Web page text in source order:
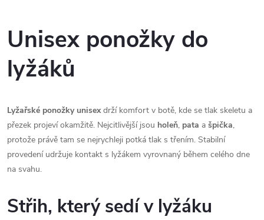
v
l
á
d
a
c
í
p
Unisex ponožky do
lyžáků
Lyžařské ponožky unisexdrží komfort v botě, kde se tlak skeletu a
přezek projeví okamžitě. Nejcitlivější jsou holeň, pata a špička,
protože právě tam se nejrychleji potká tlak s třením. Stabilní
provedení udržuje kontakt s lyžákem vyrovnaný během celého dne
na svahu.
Střih, který sedí v lyžáku